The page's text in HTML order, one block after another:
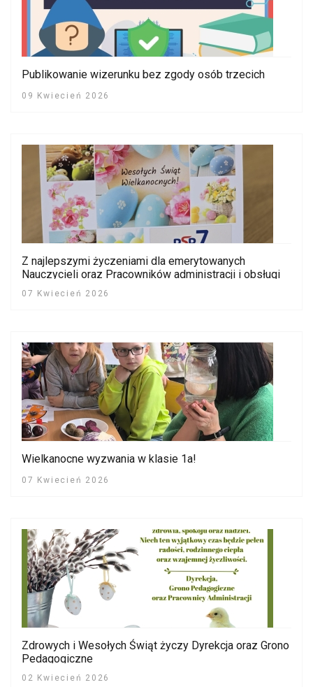
Publikowanie wizerunku bez zgody osób trzecich
09 Kwiecień 2026
Z najlepszymi życzeniami dla emerytowanych
Nauczycieli oraz Pracowników administracji i obsługi
PSP nr 7 (2026)
07 Kwiecień 2026
Wielkanocne wyzwania w klasie 1a!
07 Kwiecień 2026
Zdrowych i Wesołych Świąt życzy Dyrekcja oraz Grono
Pedagogiczne
02 Kwiecień 2026